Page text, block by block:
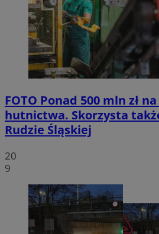
FOTO Ponad 500 mln zł
hutnictwa. Skorzysta
Rudzie Śląskiej
20
9